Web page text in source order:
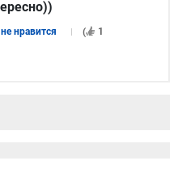
нравится (
1